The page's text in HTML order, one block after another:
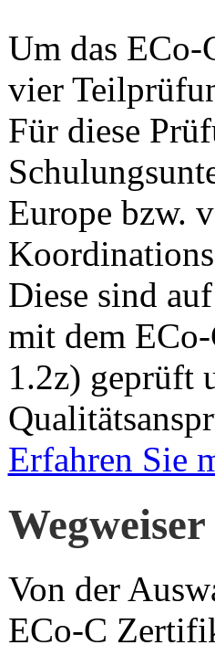
Um das ECo-
vier
Für diese
Europe bzw.
Diese sind
mit dem
1.2z) geprüft
Erfahren Sie
Von der
ECo-C